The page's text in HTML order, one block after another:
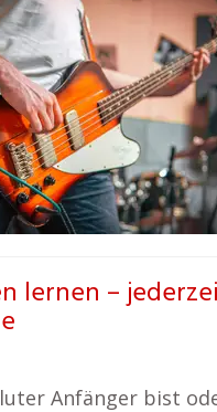
lernen –
Anfänger bist